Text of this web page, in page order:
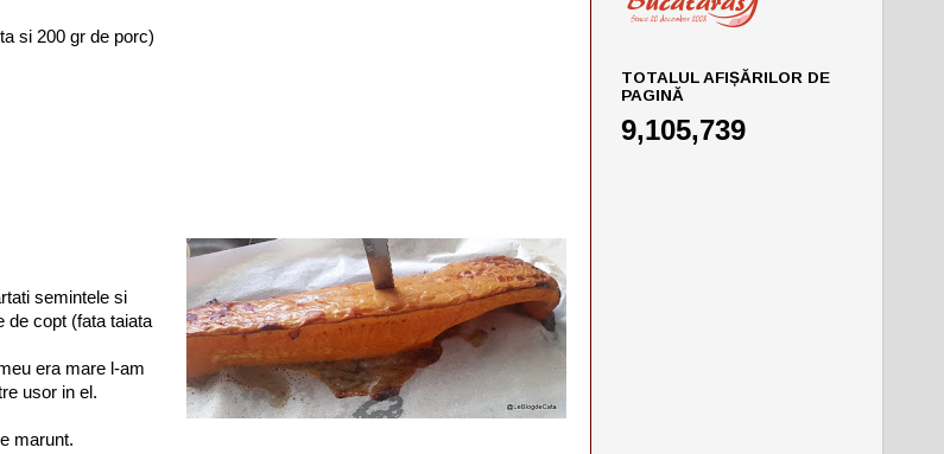
si 200 gr de porc)
semintele si
de copt (fata taiata
era mare l-am
usor in el.
marunt.
TOTALUL AFIȘĂRILOR DE
PAGINĂ
9,105,739